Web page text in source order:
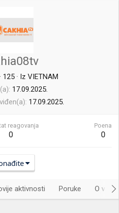
· 125 · Iz VIETNAM
17.09.2025.
17.09.2025.
reagovanja
0
Poena
0
aktivnosti Poruke O